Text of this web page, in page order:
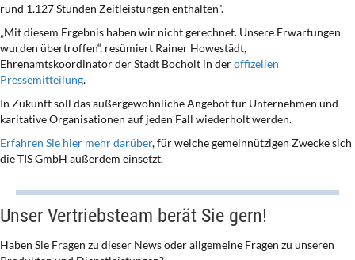
rund 1.127 Stunden Zeitleistungen enthalten".
„Mit diesem Ergebnis haben wir nicht gerechnet. Unsere Erwartungen
wurden übertroffen“, resümiert Rainer Howestädt,
Ehrenamtskoordinator der Stadt Bocholt in deroffizellen
Pressemitteilung.
In Zukunft soll das außergewöhnliche Angebot für Unternehmen und
karitative Organisationen auf jeden Fall wiederholt werden.
Erfahren Sie hier mehr darüber, für welche gemeinnützigen Zwecke sich
die TIS GmbH außerdem einsetzt.
Unser Vertriebsteam berät Sie gern!
Haben Sie Fragen zu dieser News oder allgemeine Fragen zu unseren